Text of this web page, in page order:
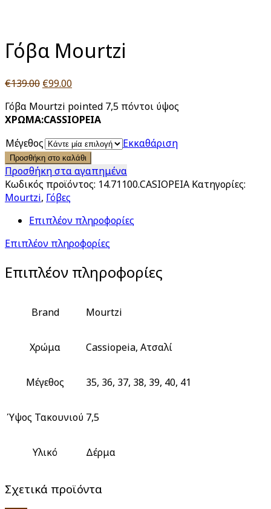
Γόβα Mourtzi
€139.00 Original
was:
€139.00.
€99.00Η
τιμή
είναι:
€99.00.
Γόβα Mourtzi pointed 7,5 πόντοι ύψος
ΧΡΩΜΑ:CASSIOPEIA
Μέγεθος
Εκκαθάριση
Προσθήκη στο καλάθι
Προσθήκη στα αγαπημένα
Κωδικός προϊόντος: 14.71100.CASIOPEIA Κατηγορίες:
Mourtzi, Γόβες
Επιπλέον πληροφορίες
Επιπλέον πληροφορίες
Επιπλέον πληροφορίες
Brand Mourtzi
Χρώμα Cassiopeia, Ατσαλί
Μέγεθος 35, 36, 37, 38, 39, 40, 41
Ύψος Τακουνιού 7,5
Υλικό Δέρμα
Σχετικά προϊόντα